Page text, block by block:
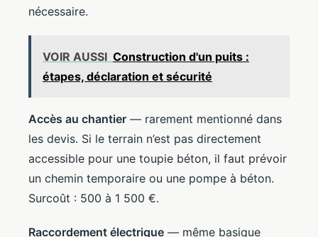
nécessaire.
VOIR AUSSI Construction d'un puits :
étapes, déclaration et sécurité
Accès au chantier — rarement mentionné dans
les devis. Si le terrain n’est pas directement
accessible pour une toupie béton, il faut prévoir
un chemin temporaire ou une pompe à béton.
Surcoût : 500 à 1 500 €.
Raccordement électrique — même basique